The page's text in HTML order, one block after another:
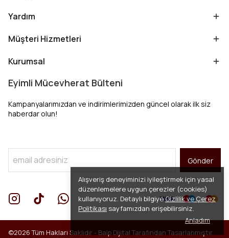
Alışveriş deneyiminizi iyileştirmek için yasal
düzenlemelere uygun çerezler (cookies)
kullanıyoruz. Detaylı bilgiyeGizlilik ve Çerez
Politikası sayfamızdan erişebilirsiniz.
Anladım
Yardım
Müşteri Hizmetleri
Kurumsal
Eyimli Mücevherat Bülteni
Kampanyalarımızdan ve indirimlerimizden güncel olarak ilk siz
haberdar olun!
Gönder
©2026 Tüm Hakları Saklıdır - Balp Dijital Tarafından Tasarlanmıştır